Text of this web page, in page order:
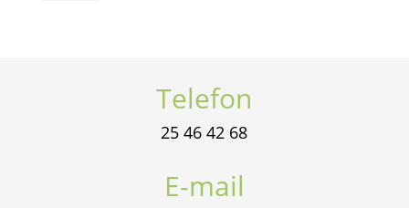
Telefon
25 46 42 68
E-mail